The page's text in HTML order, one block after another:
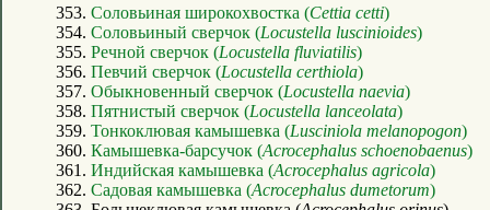
353. Соловьиная широкохвостка (Cettia cetti)
354. Соловьиный сверчок (Locustella luscinioides)
355. Речной сверчок (Locustella fluviatilis)
356. Певчий сверчок (Locustella certhiola)
357. Обыкновенный сверчок (Locustella naevia)
358. Пятнистый сверчок (Locustella lanceolata)
359. Тонкоклювая камышевка (Lusciniola melanopogon)
360. Камышевка-барсучок (Acrocephalus schoenobaenus)
361. Индийская камышевка (Acrocephalus agricola)
362. Садовая камышевка (Acrocephalus dumetorum)